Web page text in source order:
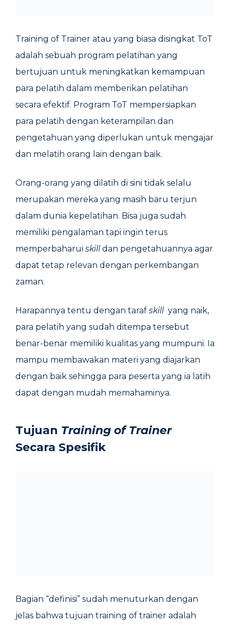
Training of Trainer atau yang biasa disingkat ToT
adalah sebuah program pelatihan yang
bertujuan untuk meningkatkan kemampuan
para pelatih dalam memberikan pelatihan
secara efektif. Program ToT mempersiapkan
para pelatih dengan keterampilan dan
pengetahuan yang diperlukan untuk mengajar
dan melatih orang lain dengan baik.
Orang-orang yang dilatih di sini tidak selalu
merupakan mereka yang masih baru terjun
dalam dunia kepelatihan. Bisa juga sudah
memiliki pengalaman tapi ingin terus
memperbaharui skill dan pengetahuannya agar
dapat tetap relevan dengan perkembangan
zaman.
Harapannya tentu dengan taraf skill yang naik,
para pelatih yang sudah ditempa tersebut
benar-benar memiliki kualitas yang mumpuni. Ia
mampu membawakan materi yang diajarkan
dengan baik sehingga para peserta yang ia latih
dapat dengan mudah memahaminya.
Tujuan Training of Trainer
Secara Spesifik
Bagian “definisi” sudah menuturkan dengan
jelas bahwa tujuan training of trainer adalah